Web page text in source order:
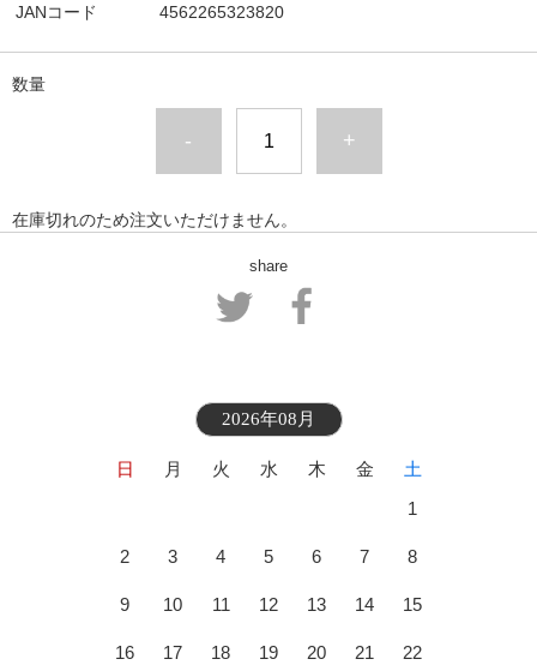
JANコード
4562265323820
数量
- +
在庫切れのため注文いただけません。
share
2026年08月
日 月 火 水 木 金
土
1
2 3 4 5 6 7 8
9 10 11 12 13 14 15
16 17 18 19 20 21 22